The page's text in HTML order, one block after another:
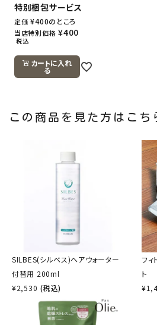
特別梱包サービス
定価 ¥400のところ
当店特別価格 ¥400
税込
カートに入れ
る
この商品を見た方はこち
SILBES(シルベス)ヘアウォーター
付替用 200ml
¥2,530 (税込)
フィ
ト
¥